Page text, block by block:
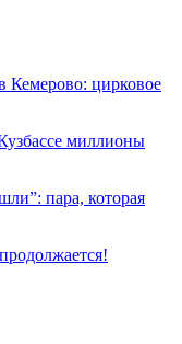
Кемерово: цирковое
миллионы
пара, которая